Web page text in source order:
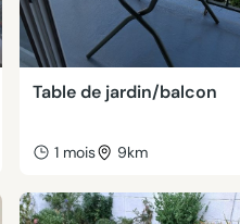
Table de jardin/balcon
1 mois 9km